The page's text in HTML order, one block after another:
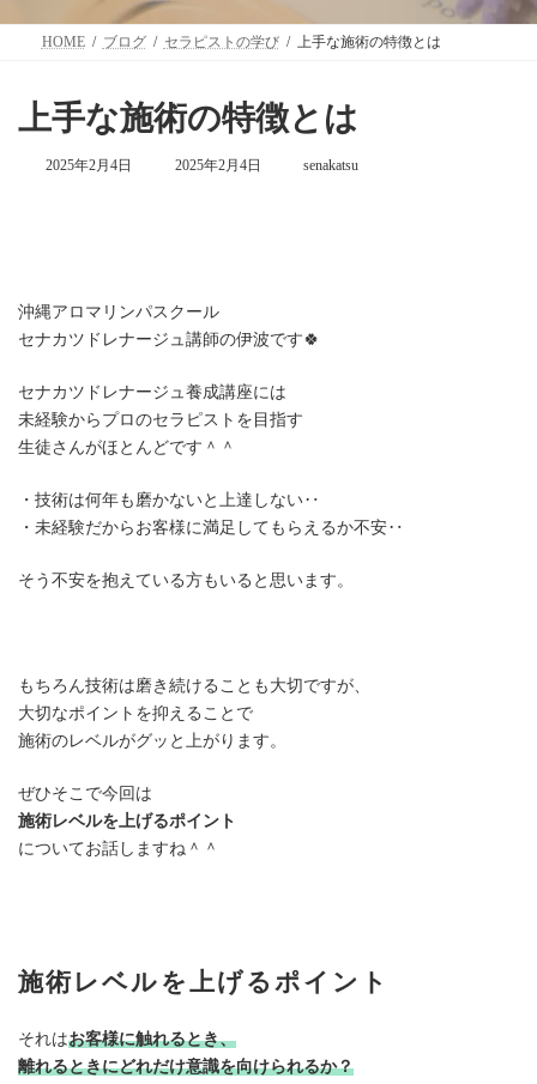
HOME ブログ セラピストの学び 上手な施術の特徴とは
上手な施術の特徴とは
2025年2月4日
最
2025年2月4日 senakatsu
沖縄アロマリンパスクール
セナカツドレナージュ講師の伊波です🍀
セナカツドレナージュ養成講座には
未経験からプロのセラピストを目指す
生徒さんがほとんどです＾＾
・技術は何年も磨かないと上達しない‥
・未経験だからお客様に満足してもらえるか不安‥
そう不安を抱えている方もいると思います。
もちろん技術は磨き続けることも大切ですが、
大切なポイントを抑えることで
施術のレベルがグッと上がります。
ぜひそこで今回は
施術レベルを上げるポイント
についてお話しますね＾＾
施術レベルを上げるポイント
それはお客様に触れるとき、
離れるときにどれだけ意識を向けられるか？